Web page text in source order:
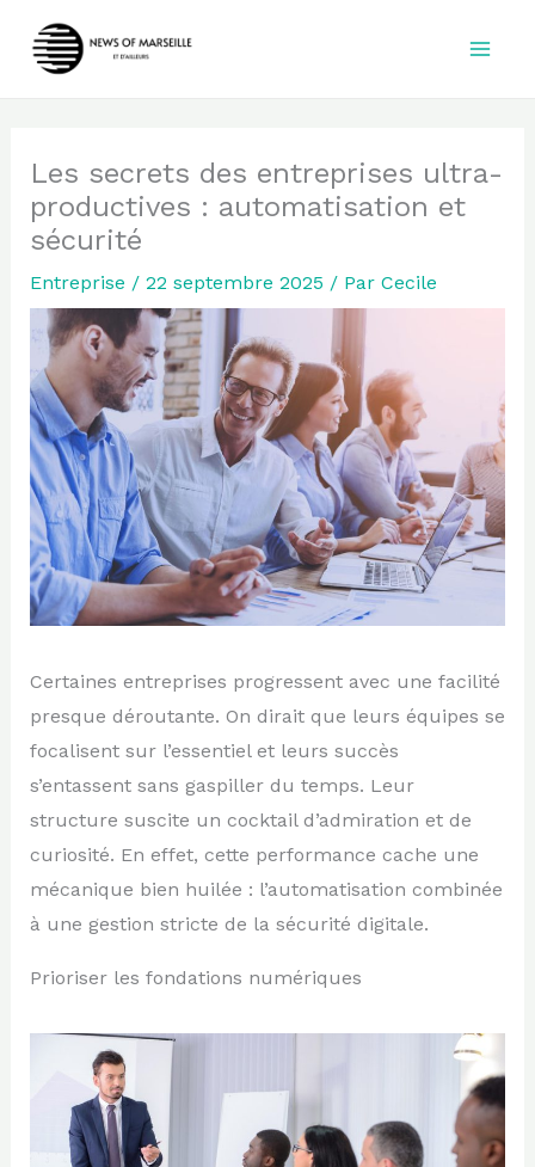
Les secrets des entreprises ultra-
productives : automatisation et
sécurité
Entreprise / 22 septembre 2025 / Par Cecile
Certaines entreprises progressent avec une facilité
presque déroutante. On dirait que leurs équipes se
focalisent sur l’essentiel et leurs succès
s’entassent sans gaspiller du temps. Leur
structure suscite un cocktail d’admiration et de
curiosité. En effet, cette performance cache une
mécanique bien huilée : l’automatisation combinée
à une gestion stricte de la sécurité digitale.
Prioriser les fondations numériques